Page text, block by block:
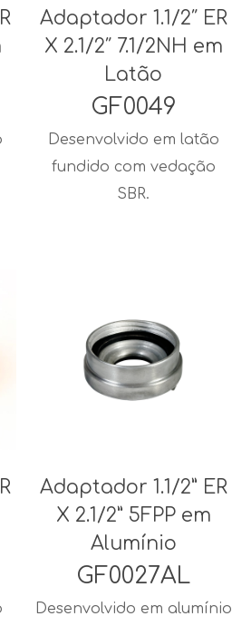
Adaptador 1.1/2″ ER
X 2.1/2″ 7.1/2NH em
Latão
GF0049
Desenvolvido em latão
fundido com vedação
SBR.
Adaptador 1.1/2” ER
X 2.1/2” 5FPP em
Alumínio
GF0027AL
Desenvolvido em alumínio